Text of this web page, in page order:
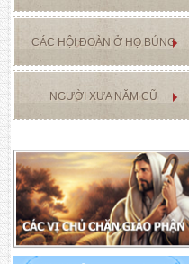
CÁC HỘI ĐOÀN Ở HỌ BÚNG
NGƯỜI XƯA NĂM CŨ